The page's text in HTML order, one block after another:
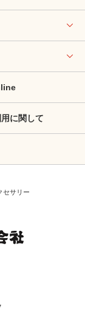
に関して
セサリー